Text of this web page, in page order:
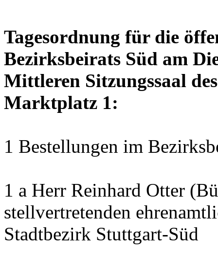
Tagesordnung für die
Bezirksbeirats Süd am
Mittleren Sitzungssaal
Marktplatz 1:
1 Bestellungen im
1 a Herr Reinhard Otter
stellvertretenden
Stadtbezirk Stuttgart-Süd